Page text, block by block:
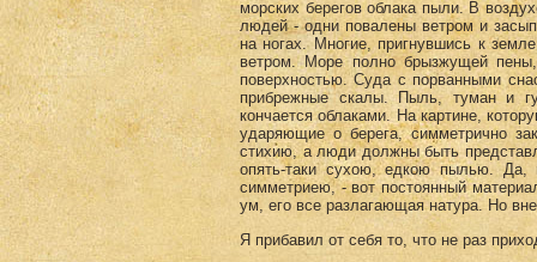
морских берегов облака пыли. В
людей - одни повалены ветром и
на ногах. Многие, пригнувшись к
ветром. Море полно брызжущей
поверхностью. Суда с порванными
прибрежные скалы. Пыль, туман и
кончается облаками. На картине,
ударяющие о берега, симметрично
стихию, а люди должны быть
опять-таки сухою, едкою пылью. Да,
симметриею, - вот постоянный
ум, его все разлагающая натура. Но
Я прибавил от себя то, что не раз